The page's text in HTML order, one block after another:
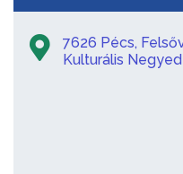
7626 Pécs,
Kulturális Negyed